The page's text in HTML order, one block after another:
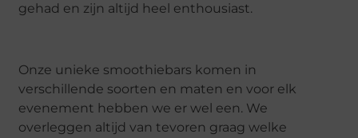
gehad en zijn altijd heel enthousiast.
Onze unieke smoothiebars komen in
verschillende soorten en maten en voor elk
evenement hebben we er wel een. We
overleggen altijd van tevoren graag welke